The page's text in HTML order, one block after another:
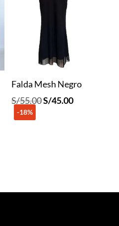
Falda Mesh Negro
S/55.00El
S/45.00El
-18%